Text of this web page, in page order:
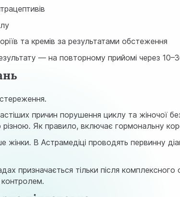
та кремів за результатами обстеження
— на повторному прийомі через
причин порушення циклу та жіночої
різною. Як правило, включає гормональну
В Астрамедіці проводять первинну
призначається тільки після
контролем.